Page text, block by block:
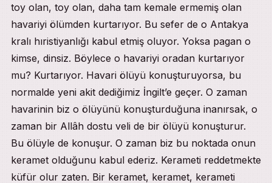
toy olan, toy olan, daha tam kemale ermemiş olan
havariyi ölümden kurtarıyor. Bu sefer de o Antakya
kralı hıristiyanlığı kabul etmiş oluyor. Yoksa pagan o
kimse, dinsiz. Böylece o havariyi oradan kurtarıyor
mu? Kurtarıyor. Havari ölüyü konuşturuyorsa, bu
normalde yeni akit dediğimiz İngilt’e geçer. O zaman
havarinin biz o ölüyünü konuşturduğuna inanırsak, o
zaman bir Allâh dostu veli de bir ölüyü konuşturur.
Bu ölüyle de konuşur. O zaman biz bu noktada onun
keramet olduğunu kabul ederiz. Kerameti reddetmekte
küfür olur zaten. Bir keramet, keramet, kerameti